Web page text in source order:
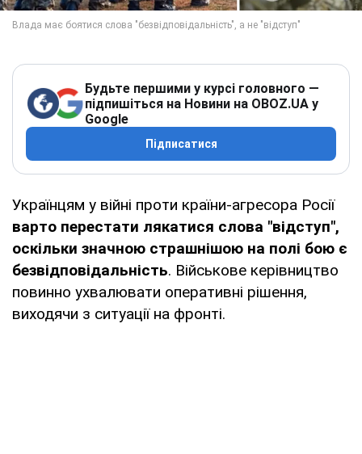
Будьте першими у курсі головного —
підпишіться на Новини на OBOZ.UA у
Google
Підписатися
Українцям у війні проти країни-агресора Росії
варто перестати лякатися слова "відступ",
оскільки значною страшнішою на полі бою є
безвідповідальність. Військове керівництво
повинно ухвалювати оперативні рішення,
виходячи з ситуації на фронті.